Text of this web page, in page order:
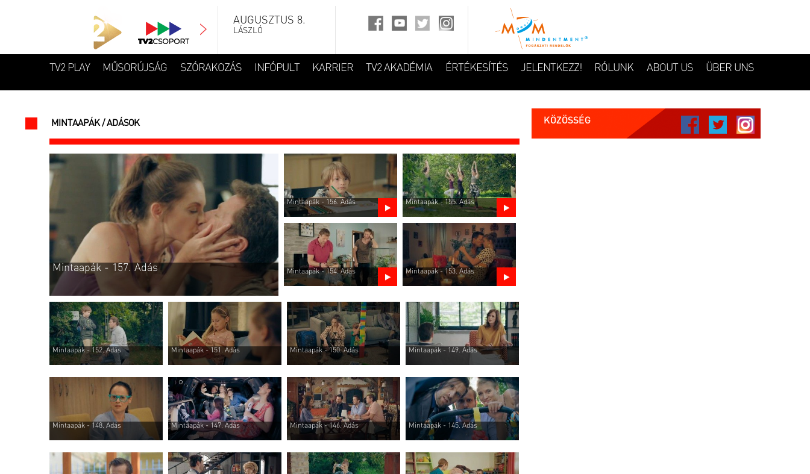
AUGUSZTUS 8.
LÁSZLÓ
TV2 PLAY MŰSORÚJSÁG SZÓRAKOZÁS INFÓPULT KARRIER TV2 AKADÉMIA ÉRTÉKESÍTÉS JELENTKEZZ! RÓLUNK ABOUT US ÜBER UNS
MINTAAPÁK/ ADÁSOK
Mintaapák - 157. Adás
Mintaapák - 156. Adás Mintaapák - 155. Adás
Mintaapák - 154. Adás Mintaapák - 153. Adás
Mintaapák - 152. Adás Mintaapák - 151. Adás Mintaapák - 150. Adás Mintaapák - 149. Adás
Mintaapák - 148. Adás Mintaapák - 147. Adás Mintaapák - 146. Adás Mintaapák - 145. Adás
KÖZÖSSÉG